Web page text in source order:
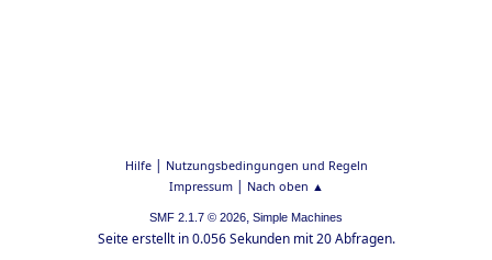
Hilfe| Nutzungsbedingungen und Regeln
Impressum| Nach oben ▲
SMF 2.1.7 © 2026, Simple Machines
Seite erstellt in 0.056 Sekunden mit 20 Abfragen.